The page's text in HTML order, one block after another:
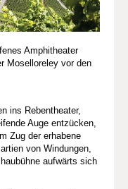
Amphitheater
Moselloreley vor den
ins Rebentheater,
Auge entzücken,
Zug der erhabene
von Windungen,
aufwärts sich